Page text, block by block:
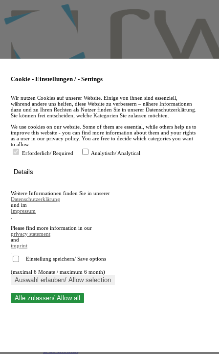
to
main
en
A
A
Suche schließen
Cookie - Einstellungen / - Settings
Wir nutzen Cookies auf unserer Website. Einige von ihnen sind essenziell,
während andere uns helfen, diese Website zu verbessern – nähere Informationen
dazu und zu Ihren Rechten als Nutzer finden Sie in unserer Datenschutzerklärung.
Sie können frei entscheiden, welche Kategorien Sie zulassen möchten.
We use cookies on our website. Some of them are essential, while others help us to
improve this website - you can find more information about them and your rights
as a user in our privacy policy. You are free to decide which categories you want
to allow.
Erforderlich/ Required
Analytisch/ Analytical
Details
Weitere Informationen finden Sie in unserer
Datenschutzerklärung
und im
Impressum
Please find more information in our
privacy statement
and
imprint
Einstellung speichern/ Save options
(maximal 6 Monate / maximum 6 month)
Auswahl erlauben/ Allow selection
Alle zulassen/ Allow all